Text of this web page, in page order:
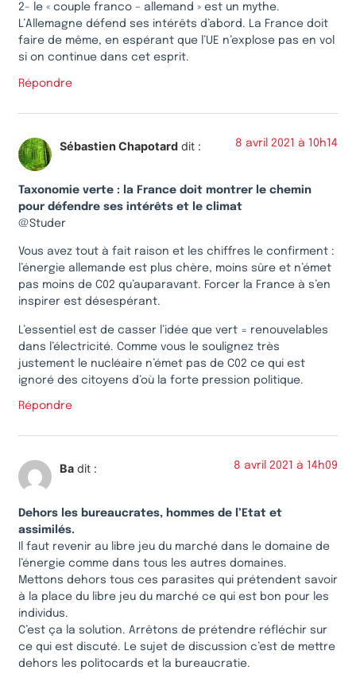
2- le « couple franco – allemand » est un mythe.
L’Allemagne défend ses intérêts d’abord. La France doit
faire de même, en espérant que l’UE n’explose pas en vol
si on continue dans cet esprit.
Répondre
Sébastien Chapotard dit : 8 avril 2021 à 10h14
Taxonomie verte : la France doit montrer le chemin
pour défendre ses intérêts et le climat
@Studer
Vous avez tout à fait raison et les chiffres le confirment :
l’énergie allemande est plus chère, moins sûre et n’émet
pas moins de C02 qu’auparavant. Forcer la France à s’en
inspirer est désespérant.
L’essentiel est de casser l’idée que vert = renouvelables
dans l’électricité. Comme vous le soulignez très
justement le nucléaire n’émet pas de C02 ce qui est
ignoré des citoyens d’où la forte pression politique.
Répondre
Ba dit : 8 avril 2021 à 14h09
Dehors les bureaucrates, hommes de l’Etat et
assimilés.
Il faut revenir au libre jeu du marché dans le domaine de
l’énergie comme dans tous les autres domaines.
Mettons dehors tous ces parasites qui prétendent savoir
à la place du libre jeu du marché ce qui est bon pour les
individus.
C’est ça la solution. Arrêtons de prétendre réfléchir sur
ce qui est discuté. Le sujet de discussion c’est de mettre
dehors les politocards et la bureaucratie.